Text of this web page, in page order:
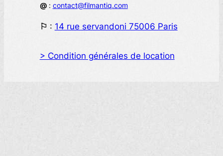
@: contact@filmantiq.com
⚐ : 14 rue servandoni 75006 Paris
> Condition générales de location